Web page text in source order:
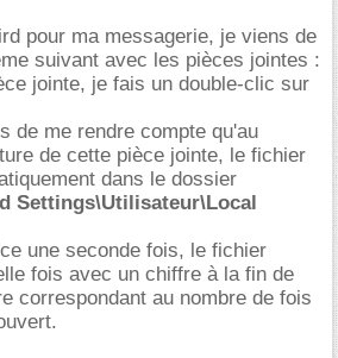
pour ma messagerie, je viens de
suivant avec les pièces jointes :
jointe, je fais un double-clic sur
de me rendre compte qu'au
de cette pièce jointe, le fichier
dans le dossier
Settings\Utilisateur\Local
une seconde fois, le fichier
fois avec un chiffre à la fin de
correspondant au nombre de fois